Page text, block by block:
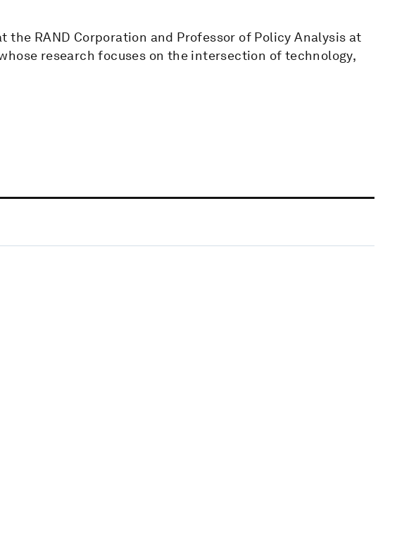
the RAND Corporation and Professor of Policy Analysis at
research focuses on the intersection of technology,